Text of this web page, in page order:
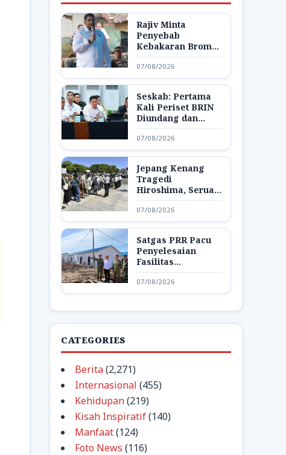
Rajiv Minta
Penyebab
Kebakaran Bromo
Diusut, Jangan
Berhenti di
Pemadaman
07/08/2026
Seskab: Pertama
Kali Periset BRIN
Diundang dan
Pamerkan Hasil
Riset di Istana
07/08/2026
Jepang Kenang
Tragedi
Hiroshima, Seruan
Dunia Bebas
Senjata Nuklir
Menggema
07/08/2026
Satgas PRR Pacu
Penyelesaian
Fasilitas
Pendukung Huntap
di Aceh Tamiang
07/08/2026
CATEGORIES
Berita(2,271)
Internasional (455)
Kehidupan(219)
Kisah Inspiratif(140)
Manfaat(124)
Foto News (116)